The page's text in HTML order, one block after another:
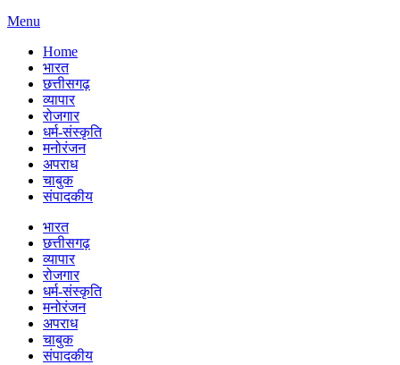
Menu
Home
भारत
छत्तीसगढ़
व्यापार
रोजगार
धर्म-संस्कृति
मनोरंजन
अपराध
चाबुक
संपादकीय
भारत
छत्तीसगढ़
व्यापार
रोजगार
धर्म-संस्कृति
मनोरंजन
अपराध
चाबुक
संपादकीय